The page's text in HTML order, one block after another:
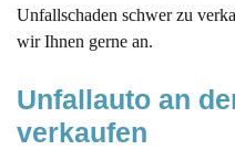
Unfallschaden schwer zu
wir Ihnen gerne an.
Unfallauto an
verkaufen